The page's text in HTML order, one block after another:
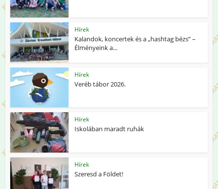
Hírek
Kalandok, koncertek és a „hashtag bézs” –
Élményeink a...
Hírek
Veréb tábor 2026.
Hírek
Iskolában maradt ruhák
Hírek
Szeresd a Földet!